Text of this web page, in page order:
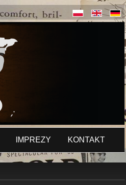
IMPREZY KONTAKT